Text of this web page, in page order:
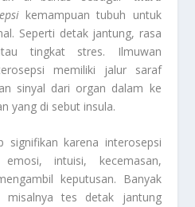
kemampuan tubuh untuk
Seperti detak jantung, rasa
tingkat stres. Ilmuwan
memiliki jalur saraf
sinyal dari organ dalam ke
yang di sebut insula.
signifikan karena interosepsi
intuisi, kecemasan,
keputusan. Banyak
misalnya tes detak jantung